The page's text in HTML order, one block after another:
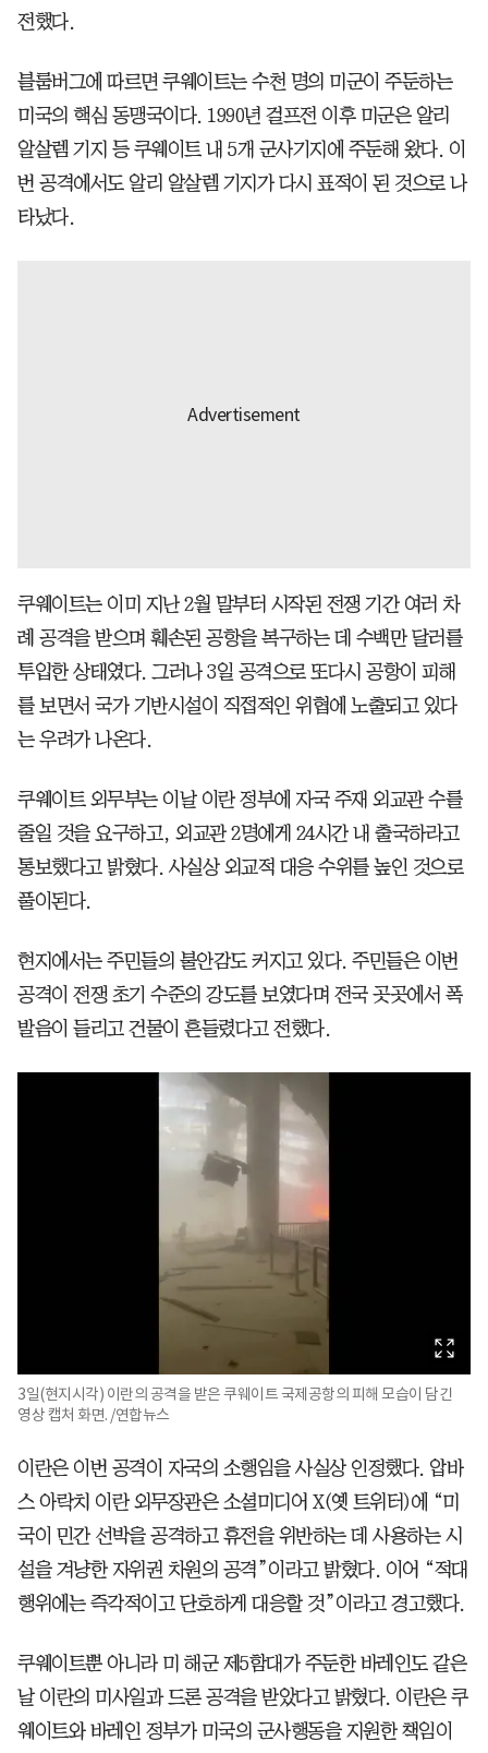
전했다.
블룸버그에 따르면 쿠웨이트는 수천 명의 미군이 주둔하는
미국의 핵심 동맹국이다. 1990년 걸프전 이후 미군은 알리
알살렘 기지 등 쿠웨이트 내 5개 군사기지에 주둔해 왔다. 이
번 공격에서도 알리 알살렘 기지가 다시 표적이 된 것으로 나
타났다.
쿠웨이트는 이미 지난 2월 말부터 시작된 전쟁 기간 여러 차
례 공격을 받으며 훼손된 공항을 복구하는 데 수백만 달러를
투입한 상태였다. 그러나 3일 공격으로 또다시 공항이 피해
를 보면서 국가 기반시설이 직접적인 위협에 노출되고 있다
는 우려가 나온다.
쿠웨이트 외무부는 이날 이란 정부에 자국 주재 외교관 수를
줄일 것을 요구하고, 외교관 2명에게 24시간 내 출국하라고
통보했다고 밝혔다. 사실상 외교적 대응 수위를 높인 것으로
풀이된다.
현지에서는 주민들의 불안감도 커지고 있다. 주민들은 이번
공격이 전쟁 초기 수준의 강도를 보였다며 전국 곳곳에서 폭
발음이 들리고 건물이 흔들렸다고 전했다.
3일(현지시각) 이란의 공격을 받은 쿠웨이트 국제공항의 피해 모습이 담긴
영상 캡처 화면. /연합뉴스
이란은 이번 공격이 자국의 소행임을 사실상 인정했다. 압바
스 아락치 이란 외무장관은 소셜미디어 X(옛 트위터)에 “미
국이 민간 선박을 공격하고 휴전을 위반하는 데 사용하는 시
설을 겨냥한 자위권 차원의 공격”이라고 밝혔다. 이어 “적대
행위에는 즉각적이고 단호하게 대응할 것”이라고 경고했다.
쿠웨이트뿐 아니라 미 해군 제5함대가 주둔한 바레인도 같은
날 이란의 미사일과 드론 공격을 받았다고 밝혔다. 이란은 쿠
웨이트와 바레인 정부가 미국의 군사행동을 지원한 책임이